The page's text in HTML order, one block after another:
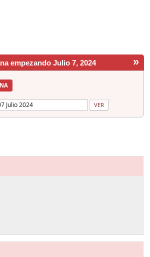
»
empezando Julio 7, 2024